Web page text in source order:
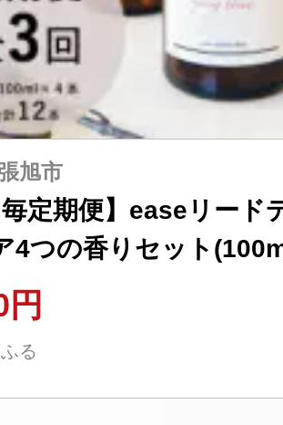
旭市
毎定期便】easeリー
4つの香りセット
る